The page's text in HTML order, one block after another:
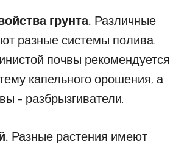
грунта. Различные
разные системы полива.
почвы рекомендуется
капельного орошения, а
- разбрызгиватели.
Разные растения имеют